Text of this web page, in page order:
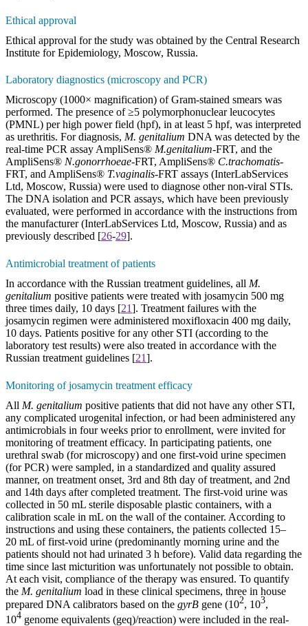
Ethical approval
Ethical approval for the study was obtained by the Central Research
Institute for Epidemiology, Moscow, Russia.
Laboratory diagnostics (microscopy and PCR)
Microscopy (1000× magnification) of Gram-stained smears was
performed. The presence of ≥5 polymorphonuclear leucocytes
(PMNL) per high power field (hpf), in at least 5 hpf, was interpreted
as urethritis. For diagnosis, M. genitalium DNA was detected by the
real-time PCR assay AmpliSens® M.genitalium-FRT, and the
AmpliSens® N.gonorrhoeae-FRT, AmpliSens® C.trachomatis-
FRT, and AmpliSens® T.vaginalis-FRT assays (InterLabServices
Ltd, Moscow, Russia) were used to diagnose other non-viral STIs.
The DNA isolation and PCR assays, which have been previously
evaluated, were performed in accordance with the instructions from
the manufacturer (InterLabServices Ltd, Moscow, Russia) and as
previously described [26-29].
Antimicrobial treatment of patients
In accordance with the Russian treatment guidelines, all M.
genitalium positive patients were treated with josamycin 500 mg
three times daily, 10 days [21]. Treatment failures with the
josamycin regimen were administered moxifloxacin 400 mg daily,
10 days. Patients positive for any other STI (according to the
laboratory test results) were also treated in accordance with the
Russian treatment guidelines [21].
Monitoring of josamycin treatment efficacy
All M. genitalium positive patients that did not have any other STI,
any complicated urogenital infection, or had been administered any
antimicrobials in four weeks prior to enrollment, were invited for
monitoring of treatment efficacy. In participating patients, one
urethral swab (for microscopy) and one first-void urine specimen
(for PCR) were sampled, in a standardized and quality assured
manner, on treatment onset, 3rd and 8th day of treatment, and 2nd
and 14th days after completed treatment. The first-void urine was
collected in 50 mL sterile disposable plastic containers, with a
calibration scale in mL on the wall of the container. According to
instructions and using these containers, the patients collected 15–
20 mL of first-void urine (predominantly morning urine and the
patients should not had urinated 3 h before). Valid data regarding the
time since last micturition was unfortunately not possible to obtain.
At each visit, compliance of the therapy was ensured. To quantify
the M. genitalium load in these clinical specimens, three in house
prepared DNA calibrators based on the gyrB gene (102, 103,
104 genome equivalents (geq)/reaction) were included in the real-